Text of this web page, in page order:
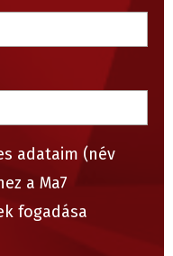
adataim (név
a Ma7
fogadása